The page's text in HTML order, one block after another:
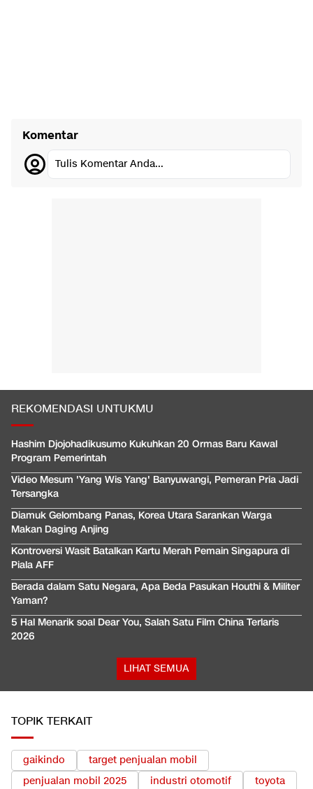
Komentar
Tulis Komentar Anda...
REKOMENDASI UNTUKMU
Hashim Djojohadikusumo Kukuhkan 20 Ormas Baru Kawal
Program Pemerintah
Video Mesum 'Yang Wis Yang' Banyuwangi, Pemeran Pria Jadi
Tersangka
Diamuk Gelombang Panas, Korea Utara Sarankan Warga
Makan Daging Anjing
Kontroversi Wasit Batalkan Kartu Merah Pemain Singapura di
Piala AFF
Berada dalam Satu Negara, Apa Beda Pasukan Houthi & Militer
Yaman?
5 Hal Menarik soal Dear You, Salah Satu Film China Terlaris
2026
LIHAT SEMUA
TOPIK TERKAIT
gaikindo
target penjualan mobil
penjualan mobil 2025
industri otomotif toyota